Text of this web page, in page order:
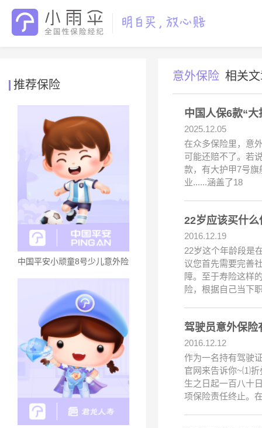
推荐保险
中国平安小顽童8号少儿意外险
意外保险 相关
中国人保6款“
2025.12.05
在众多保险里，意
可能还赔不了。若
款，有大护甲7号
业......涵盖了18
22岁应该买什么
2016.12.19
22岁这个年龄段是
议您首先需要完善
障。至于寿险这样
险，根据自己当下
驾驶员意外保险
2016.12.12
作为一名持有驾驶
官网来告诉你~⑴折
生之日起一百八十
项保险责任终止。